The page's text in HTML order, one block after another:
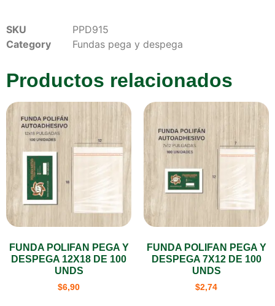
SKU
PPD915
Category
Fundas pega y despega
Productos relacionados
FUNDA POLIFAN PEGA Y
DESPEGA 12X18 DE 100
UNDS
$6,90
FUNDA POLIFAN PEGA Y
DESPEGA 7X12 DE 100
UNDS
$2,74